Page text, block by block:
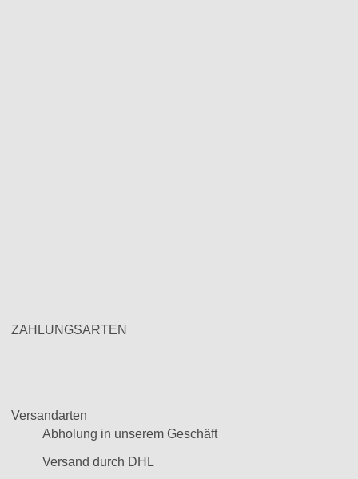
ZAHLUNGSARTEN
Versandarten
Abholung in unserem Geschäft
Versand durch DHL